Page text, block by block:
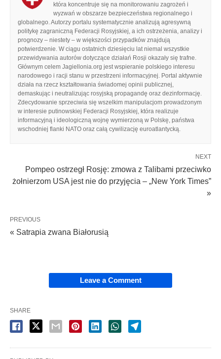
która koncentruje się na monitorowaniu zagrożeń i
wyzwań w obszarze bezpieczeństwa regionalnego i
globalnego. Autorzy portalu systematycznie analizują agresywną
politykę zagraniczną Federacji Rosyjskiej, a ich ostrzeżenia, analizy i
prognozy – niestety – w większości przypadków znajdują
potwierdzenie. W ciągu ostatnich dziesięciu lat niemal wszystkie
przewidywania autorów dotyczące działań Rosji okazały się trafne.
Głównym celem Jagiellonia.org jest wspieranie polskiego interesu
narodowego i racji stanu w przestrzeni informacyjnej. Portal aktywnie
działa na rzecz kształtowania świadomej opinii publicznej,
demaskując i neutralizując rosyjską propagandę oraz dezinformację.
Zdecydowanie sprzeciwia się wszelkim manipulacjom prowadzonym
w interesie putinowskiej Federacji Rosyjskiej, która realizuje
informacyjną i ideologiczną wojnę wymierzoną w Polskę, państwa
wschodniej flanki NATO oraz całą cywilizację euroatlantycką.
NEXT
Pompeo ostrzegł Rosję: zmowa z Talibami przeciwko
żołnierzom USA jest nie do przyjęcia – „New York Times”
»
PREVIOUS
« Satrapia zwana Białorusią
Leave a Comment
SHARE